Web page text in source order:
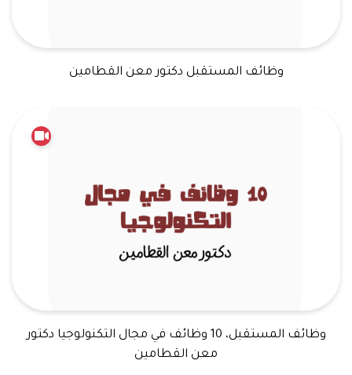
وظائف المستقبل دكتور معن القطامين
وظائف المستقبل، 10 وظائف في مجال التكنولوجيا دكتور
معن القطامين